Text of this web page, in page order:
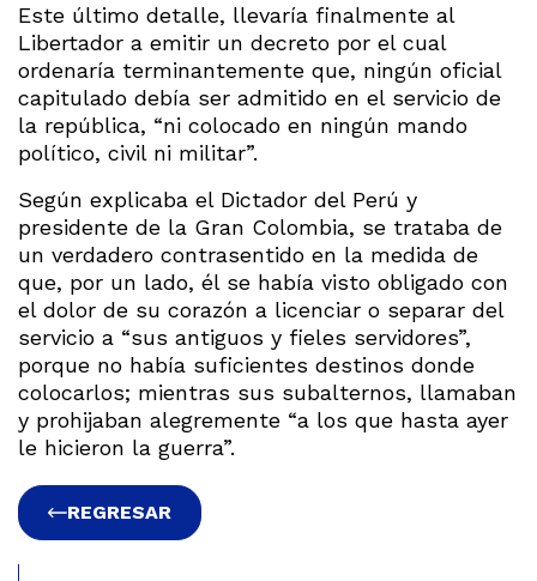
Este último detalle, llevaría finalmente al
Libertador a emitir un decreto por el cual
ordenaría terminantemente que, ningún oficial
capitulado debía ser admitido en el servicio de
la república, “ni colocado en ningún mando
político, civil ni militar”.
Según explicaba el Dictador del Perú y
presidente de la Gran Colombia, se trataba de
un verdadero contrasentido en la medida de
que, por un lado, él se había visto obligado con
el dolor de su corazón a licenciar o separar del
servicio a “sus antiguos y fieles servidores”,
porque no había suficientes destinos donde
colocarlos; mientras sus subalternos, llamaban
y prohijaban alegremente “a los que hasta ayer
le hicieron la guerra”.
REGRESAR